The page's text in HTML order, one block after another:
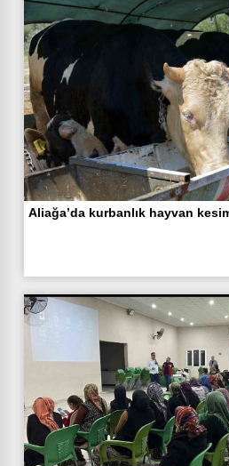
Aliağa’da kurbanlık hayvan